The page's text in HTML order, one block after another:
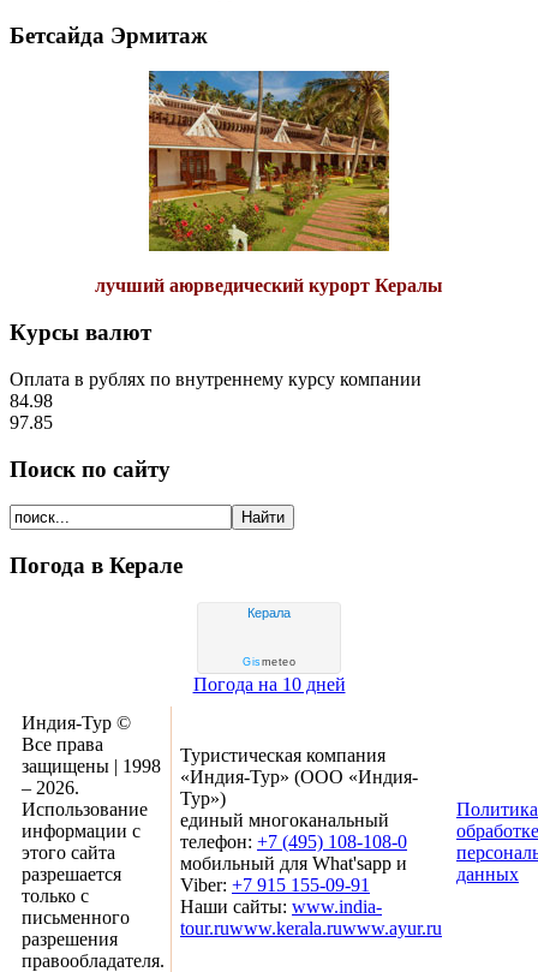
Бетсайда Эрмитаж
лучший аюрведический курорт Кералы
Курсы валют
Оплата в рублях по внутреннему курсу компании
84.98
97.85
Поиск по сайту
Погода в Керале
Керала
Gismeteo
Погода на 10 дней
Индия-Тур ©
Все права
защищены | 1998
– 2026.
Использование
информации с
этого сайта
разрешается
только с
письменного
разрешения
правообладателя.
Туристическая компания
«Индия-Тур» (ООО «Индия-
Тур»)
единый многоканальный
телефон: +7 (495) 108-108-0
мобильный для What'sapp и
Viber: +7 915 155-09-91
Наши сайты: www.india-
tour.ruwww.kerala.ruwww.ayur.ru
обработке
данных